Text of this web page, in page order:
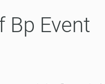
Bp Event